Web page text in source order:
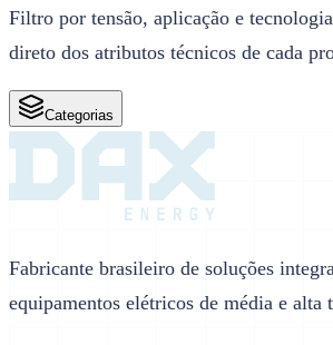
Filtro por tensão, aplicação e
direto dos atributos técnicos de cada
Categorias
Fabricante brasileiro de soluções
equipamentos elétricos de média e alta